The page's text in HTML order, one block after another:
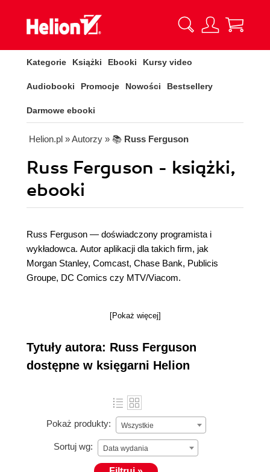
Kategorie Książki Ebooki Kursy video
Audiobooki Promocje Nowości Bestsellery
Darmowe ebooki
Helion.pl » Autorzy » 📚 Russ Ferguson
Russ Ferguson - książki,
ebooki
Russ Ferguson — doświadczony programista i
wykładowca. Autor aplikacji dla takich firm, jak
Morgan Stanley, Comcast, Chase Bank, Publicis
Groupe, DC Comics czy MTV/Viacom.
[Pokaż więcej]
Tytuły autora: Russ Ferguson
dostępne w księgarni Helion
Pokaż produkty: Wszystkie
Sortuj wg: Data wydania